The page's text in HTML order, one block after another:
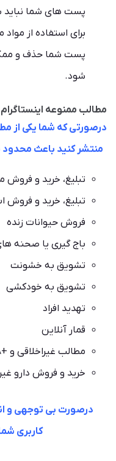
پست های شما نباید
برای استفاده از
پست شما حذف و
شود.
مطالب ممنوعه
درصورتی که شما یکی از
منتشر کنید باعث
تبلیغ، خرید و فروش
تبلیغ، خرید و فروش
فروش حیوانات زنده
باج گیری یا صحنه
تشویق به خشونت
تشویق به خودکشی
تهدید افراد
قمار آنلاین
مطالب غیراخلاقی و +18
خرید و فروش دارو
درصورت بی توجهی و
کاربری